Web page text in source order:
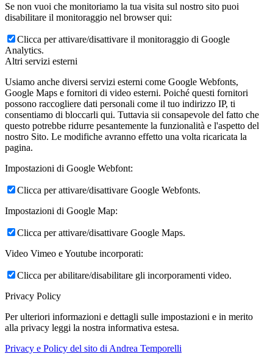
Se non vuoi che monitoriamo la tua visita sul nostro sito puoi
disabilitare il monitoraggio nel browser qui:
Clicca per attivare/disattivare il monitoraggio di Google
Analytics.
Altri servizi esterni
Usiamo anche diversi servizi esterni come Google Webfonts,
Google Maps e fornitori di video esterni. Poiché questi fornitori
possono raccogliere dati personali come il tuo indirizzo IP, ti
consentiamo di bloccarli qui. Tuttavia sii consapevole del fatto che
questo potrebbe ridurre pesantemente la funzionalità e l'aspetto del
nostro Sito. Le modifiche avranno effetto una volta ricaricata la
pagina.
Impostazioni di Google Webfont:
Clicca per attivare/disattivare Google Webfonts.
Impostazioni di Google Map:
Clicca per attivare/disattivare Google Maps.
Video Vimeo e Youtube incorporati:
Clicca per abilitare/disabilitare gli incorporamenti video.
Privacy Policy
Per ulteriori informazioni e dettagli sulle impostazioni e in merito
alla privacy leggi la nostra informativa estesa.
Privacy e Policy del sito di Andrea Temporelli